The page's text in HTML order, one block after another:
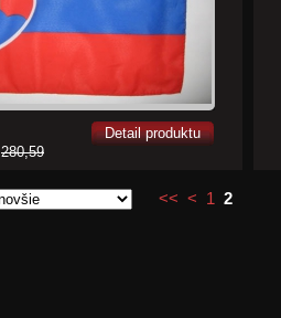
280,59
Detail produktu
<< < 1 2